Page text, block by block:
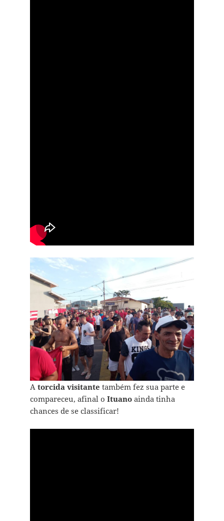
A torcida visitante também fez sua parte e
compareceu, afinal o Ituanoainda tinha
chances de se classificar!